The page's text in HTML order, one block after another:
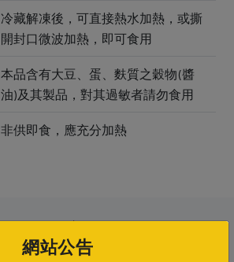
冷藏解凍後，可直接熱水加熱，或撕
開封口微波加熱，即可食用
本品含有大豆、蛋、麩質之穀物(醬
油)及其製品，對其過敏者請勿食用
非供即食，應充分加熱
網站公告